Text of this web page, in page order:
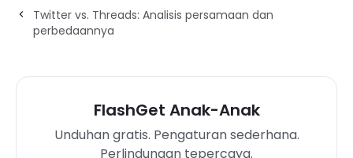
Twitter vs. Threads: Analisis persamaan dan
perbedaannya
FlashGet Anak-Anak
Unduhan gratis. Pengaturan sederhana.
Perlindungan tepercaya.